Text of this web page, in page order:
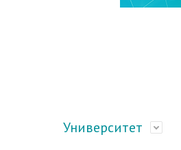
Университет